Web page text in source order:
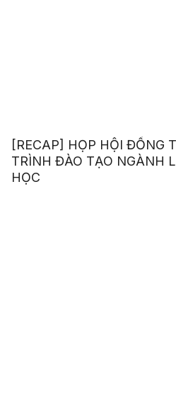
[RECAP] HỌP HỘI ĐỒNG
TRÌNH ĐÀO TẠO NGÀNH
HỌC